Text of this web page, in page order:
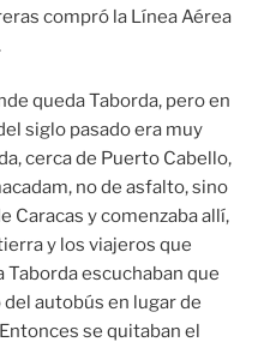
compró la Línea Aérea
queda Taborda, pero en
siglo pasado era muy
cerca de Puerto Cabello,
no de asfalto, sino
Caracas y comenzaba allí,
y los viajeros que
escuchaban que
autobús en lugar de
se quitaban el